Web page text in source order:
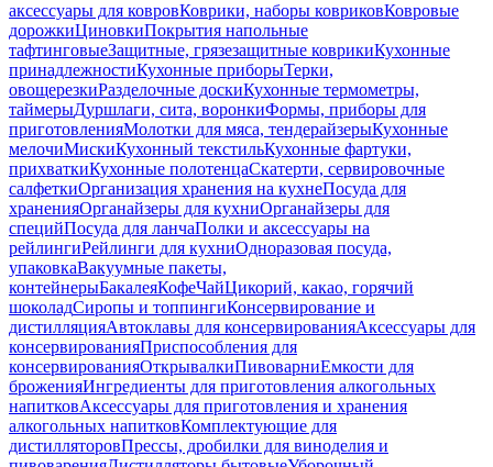
аксессуары для ковровКоврики, наборы ковриковКовровые
дорожкиЦиновкиПокрытия напольные
тафтинговыеЗащитные, грязезащитные коврикиКухонные
принадлежностиКухонные приборыТерки,
овощерезкиРазделочные доскиКухонные термометры,
таймерыДуршлаги, сита, воронкиФормы, приборы для
приготовленияМолотки для мяса, тендерайзерыКухонные
мелочиМискиКухонный текстильКухонные фартуки,
прихваткиКухонные полотенцаСкатерти, сервировочные
салфеткиОрганизация хранения на кухнеПосуда для
храненияОрганайзеры для кухниОрганайзеры для
специйПосуда для ланчаПолки и аксессуары на
рейлингиРейлинги для кухниОдноразовая посуда,
упаковкаВакуумные пакеты,
контейнерыБакалеяКофеЧайЦикорий, какао, горячий
шоколадСиропы и топпингиКонсервирование и
дистилляцияАвтоклавы для консервированияАксессуары для
консервированияПриспособления для
консервированияОткрывалкиПивоварниЕмкости для
броженияИнгредиенты для приготовления алкогольных
напитковАксессуары для приготовления и хранения
алкогольных напитковКомплектующие для
дистилляторовПрессы, дробилки для виноделия и